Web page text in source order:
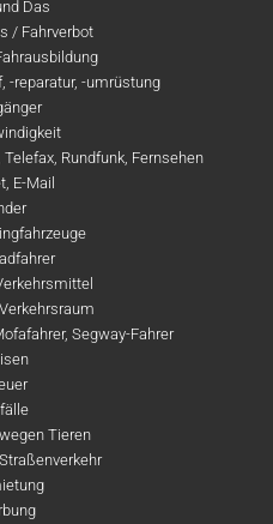
Das
/ Fahrverbot
-reparatur, -umrüstung
Rundfunk, Fernsehen
E-Mail
Segway-Fahrer
Tieren